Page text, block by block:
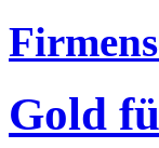
Gold